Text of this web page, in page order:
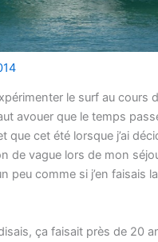
le surf au cours
avouer que le temps
que cet été lorsque j’ai
de vague lors de mon
peu comme si j’en faisais
ça faisait près de 20